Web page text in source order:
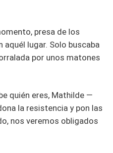
fallo en el plan en el
Pero Brendan
Secretos, obsesiones,
en LA VENGANZA DE
presa de los
aquél lugar. Solo buscaba
por unos matones
quién eres, Mathilde —
la resistencia y pon las
nos veremos obligados